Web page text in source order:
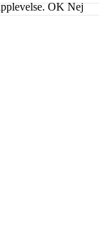
OK Nej